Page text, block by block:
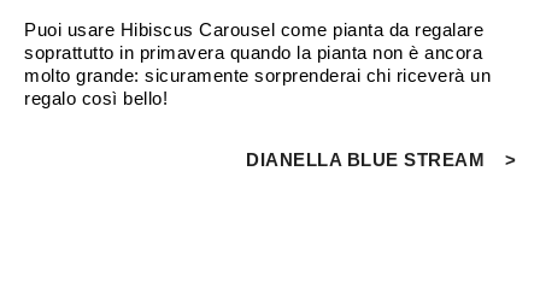
Puoi usare Hibiscus Carousel come pianta da regalare
soprattutto in primavera quando la pianta non è ancora
molto grande: sicuramente sorprenderai chi riceverà un
regalo così bello!
DIANELLA BLUE STREAM